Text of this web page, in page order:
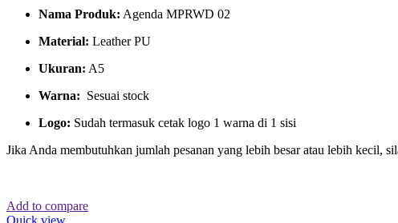
Nama Produk: Agenda MPRWD 02
Material: Leather PU
Ukuran: A5
Warna: Sesuai stock
Logo: Sudah termasuk cetak logo 1 warna di 1 sisi
Jika Anda membutuhkan jumlah pesanan yang lebih besar atau lebih kecil,
Add to compare